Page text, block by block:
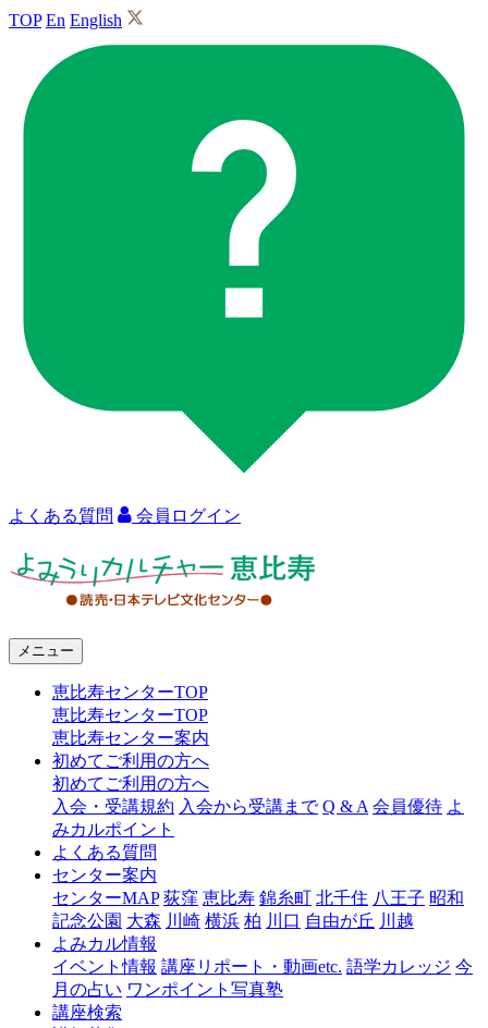
TOP En English
よくある質問 会員ログイン
ャ
比
メニュー
恵比寿センターTOP
恵比寿センターTOP
恵比寿センター案内
初めてご利用の方へ
初めてご利用の方へ
入会・受講規約 入会から受講まで Q & A 会員優待 よ
みカルポイント
よくある質問
センター案内
センターMAP 荻窪 恵比寿 錦糸町 北千住 八王子 昭和
記念公園 大森 川崎 横浜 柏 川口 自由が丘 川越
よみカル情報
イベント情報 講座リポート・動画etc. 語学カレッジ 今
月の占い ワンポイント写真塾
講座検索